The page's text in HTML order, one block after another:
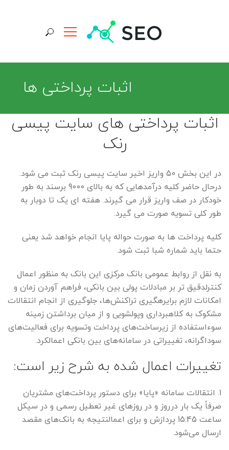
جستجو برای:
اثبات پرداختی ها
اثبات پرداختی های سایت پیسی
رنک
در این بخش 50 واریز اخیر سایت پیسی رنک ثبت می شود.
درحال حاضر کلیه درآمدهایی که به بالای 9000 برسند به طور
خودکار در صف واریز قرار می گیرند. هفته ای یک تا دوبار به
طور کلی تسویه صورت می گیرد.
کلیه پرداخت ها به صورت حواله پایا انجام خواهد شد یعنی
حتما باید شماره شبا ثبت شود.
به نقل از روابط عمومی بانک مرکزی این بانک به منظور اعمال
کنترلدقیق تر بر مبادلات پولی بین بانکی، فراهم آوردن زمان و
امکانات لازم برایرهگیری تراکنش‌ها، جلوگیری از انجام انتقالات
مشکوک به کلاهبرداری وپولشویی و از میان برداشتن زمینه
سوء‌استفاده از زیرساخت‌های پرداخت وتسویه برای فعالیت‌های
سوداگرانه، تغییراتی در سامانه‌های بین بانکی اعمالکرد.
تغییرات اعمال شده به شرح زیر است:
1. انتقالات سامانه «پایا» برای دستور پرداخت‌های مشتریان
صرفاً یک بار درروز و در روزهای غیر تعطیل رسمی و در سیکل
ساعت 15:45 پردازش و برای اعمالنتیجه به بانک‌های مقصد
ارسال می‌شود.